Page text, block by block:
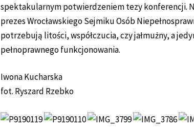
spektakularnym potwierdzeniem tezy konferencji.
prezes Wrocławskiego Sejmiku Osób
potrzebują litości, współczucia, czy jałmużny, a
pełnoprawnego funkcjonowania.
Iwona Kucharska
fot. Ryszard Rzebko